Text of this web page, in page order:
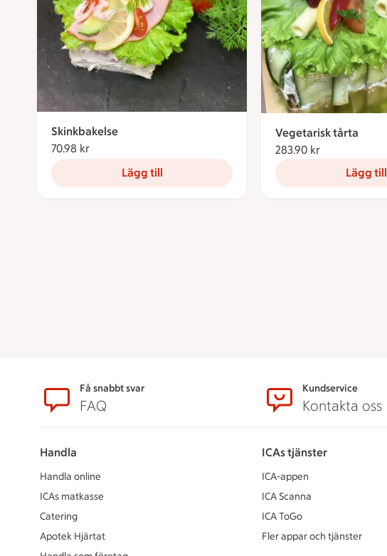
Skinkbakelse
70.98 kr
Lägg till
Vegetarisk tårta
283.90 kr
Lägg till
SidfotFå snabbt svar
FAQ
Kundservice
Kontakta oss
Handla
Handla online
ICAs matkasse
Catering
Apotek Hjärtat
ICAs tjänster
ICA-appen
ICA Scanna
ICA ToGo
Fler appar och tjänster